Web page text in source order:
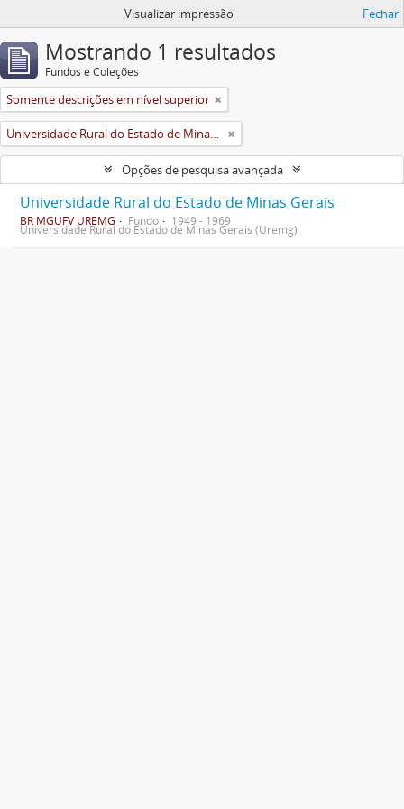
Visualizar impressão Fechar
Mostrando 1 resultados
Fundos e Coleções
Somente descrições em nível superior
Universidade Rural do Estado de Minas Gerais (Uremg)
Opções de pesquisa avançada
Universidade Rural do Estado de Minas Gerais
BR MGUFV UREMG Fundo 1949 - 1969
Universidade Rural do Estado de Minas Gerais (Uremg)